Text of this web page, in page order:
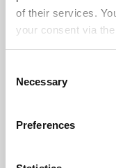
of their services.
your consent via the
Selection
Necessary
Preferences
Certifié tuv
Ce produit a
conformité à la